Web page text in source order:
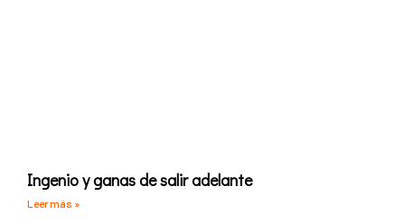
Ingenio y ganas de salir adelante
Leer más »